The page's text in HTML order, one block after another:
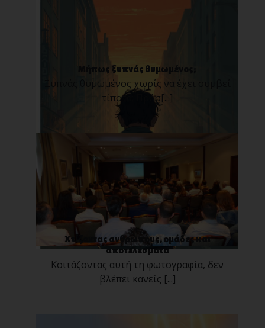
Μήπως ξυπνάς θυμωμένος;
Ξυπνάς θυμωμένος χωρίς να έχει συμβεί
τίποτα; Πρόσ[...]
Χτίζοντας ανθρώπους, ομάδες και
αποτελέσματα
Κοιτάζοντας αυτή τη φωτογραφία, δεν
βλέπει κανείς [...]